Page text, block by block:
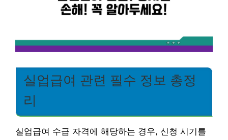
실업급여 관련 필수 정보 총정
리
실업급여 수급 자격에 해당하는 경우, 신청 시기를